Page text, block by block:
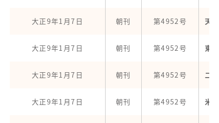
大正9年1月7日 朝刊 第4952号 天
大正9年1月7日 朝刊 第4952号 東
大正9年1月7日 朝刊 第4952号 二
大正9年1月7日 朝刊 第4952号 米